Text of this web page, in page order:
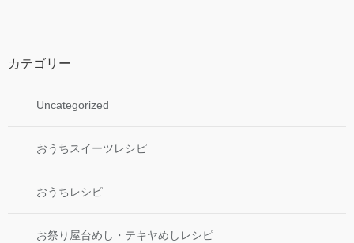
カテゴリー
Uncategorized
おうちスイーツレシピ
おうちレシピ
お祭り屋台めし・テキヤめしレシピ